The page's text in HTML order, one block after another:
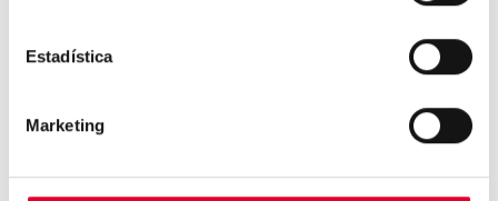
Estadística
Marketing
¿Te atreves a echarle sal al
Azkoyen dará a conocer